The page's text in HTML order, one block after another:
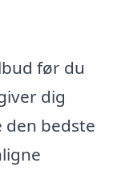
før du
dig
bedste